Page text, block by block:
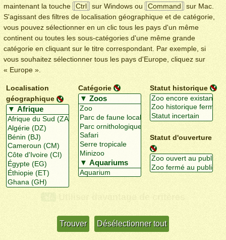
maintenant la touche
Ctrl sur Windows ou Command
sur Mac.
S'agissant des filtres de localisation géographique et de catégorie,
vous pouvez sélectionner en un clic tous les pays d'un même
continent ou toutes les sous-catégories d'une même grande
catégorie en cliquant sur le titre correspondant. Par exemple, si
vous souhaitez sélectionner tous les pays d'Europe, cliquez sur
« Europe ».
Localisation
géographique
Catégorie Statut historique
Statut d'ouverture